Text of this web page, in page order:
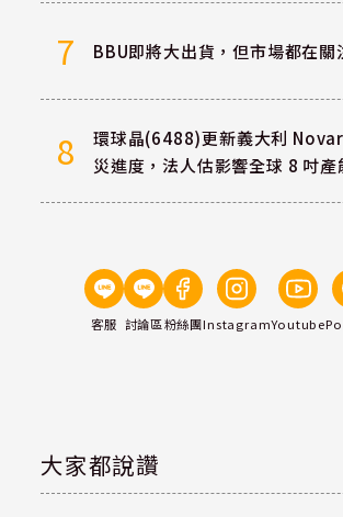
7 BBU即將大出貨，但市場都在關
8
環球晶(6488)更新義大利
災進度，法人估影響全球 8 吋
客服 討論區粉絲團InstagramYoutube
大家都說讚